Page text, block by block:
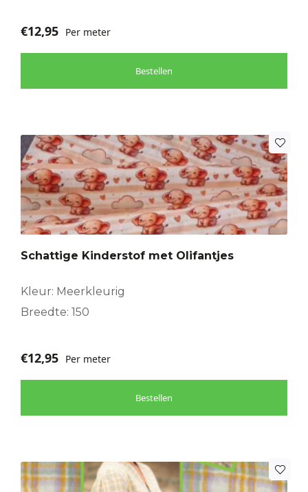
€12,95 Per meter
Bestellen
Schattige Kinderstof met Olifantjes
Kleur: Meerkleurig
Breedte: 150
€12,95 Per meter
Bestellen